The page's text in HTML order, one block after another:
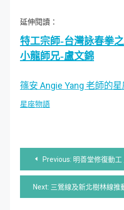
延伸閱讀：
特工宗師-台灣詠春拳
小龍師兄-盧文錦
篠安 Angie Yang 老師的
星座物語
文
章
導
Previous: 明善堂修復動工 見
Next: 三鶯線及新北樹林線推動發揮